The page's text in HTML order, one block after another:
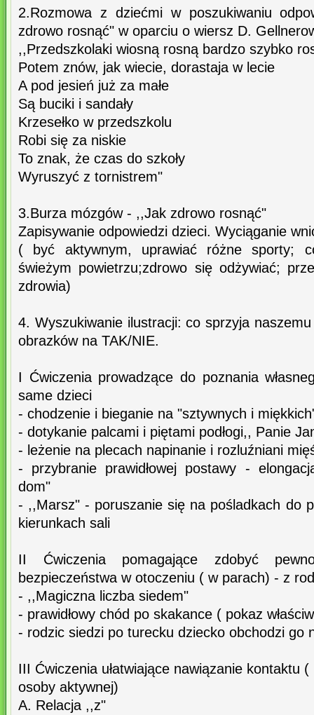
2.Rozmowa z dziećmi w poszukiwaniu
zdrowo rosnąć" w oparciu o wiersz D.
,,Przedszkolaki wiosną rosną bardzo szybko
Potem znów, jak wiecie, dorastaja w lecie
A pod jesień już za małe
Są buciki i sandały
Krzesełko w przedszkolu
Robi się za niskie
To znak, że czas do szkoły
Wyruszyć z tornistrem"
3.Burza mózgów - ,,Jak zdrowo rosnąć"
Zapisywanie odpowiedzi dzieci. Wyciąganie
( być aktywnym, uprawiać różne sporty;
świeżym powietrzu;zdrowo się odżywiać;
zdrowia)
4. Wyszukiwanie ilustracji: co sprzyja
obrazków na TAK/NIE.
I Ćwiczenia prowadzące do poznania
same dzieci
- chodzenie i bieganie na "sztywnych i
- dotykanie palcami i piętami podłogi,, Panie
- leżenie na plecach napinanie i rozluźniani
- przybranie prawidłowej postawy -
dom"
- ,,Marsz" - poruszanie się na pośladkach do
kierunkach sali
II Ćwiczenia pomagające zdobyć
bezpieczeństwa w otoczeniu ( w parach) - z
- ,,Magiczna liczba siedem"
- prawidłowy chód po skakance ( pokaz
- rodzic siedzi po turecku dziecko obchodzi go
III Ćwiczenia ułatwiające nawiązanie kontaktu
osoby aktywnej)
A. Relacja ,,z"